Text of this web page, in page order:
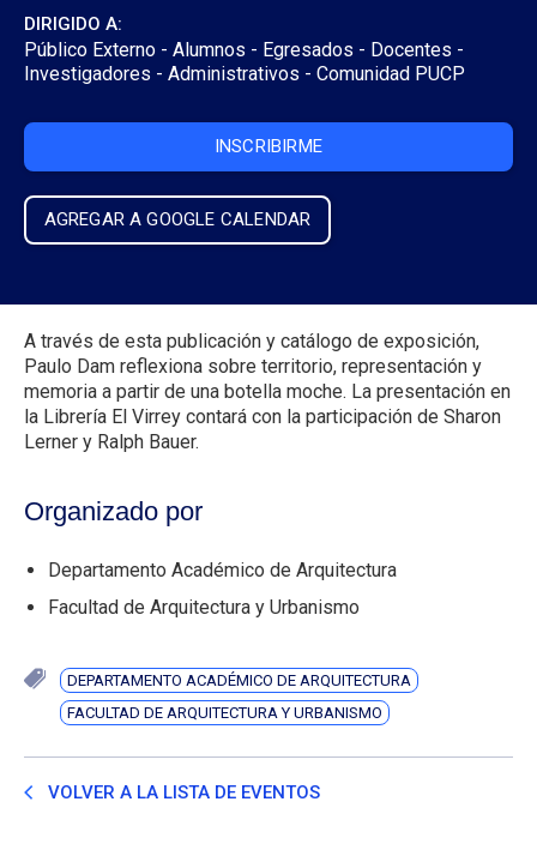
DIRIGIDO A:
Público Externo - Alumnos - Egresados - Docentes -
Investigadores - Administrativos - Comunidad PUCP
INSCRIBIRME
AGREGAR A GOOGLE CALENDAR
A través de esta publicación y catálogo de exposición,
Paulo Dam reflexiona sobre territorio, representación y
memoria a partir de una botella moche. La presentación en
la Librería El Virrey contará con la participación de Sharon
Lerner y Ralph Bauer.
Organizado por
Departamento Académico de Arquitectura
Facultad de Arquitectura y Urbanismo
DEPARTAMENTO ACADÉMICO DE ARQUITECTURA
FACULTAD DE ARQUITECTURA Y URBANISMO
VOLVER A LA LISTA DE EVENTOS